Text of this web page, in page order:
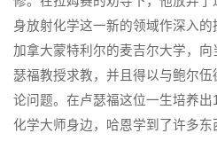
身放射化学这一新的领域作深入
加拿大蒙特利尔的麦吉尔大学，
瑟福教授求教，并且得以与鲍尔
论问题。在卢瑟福这位一生培养
化学大师身边，哈恩学到了许多